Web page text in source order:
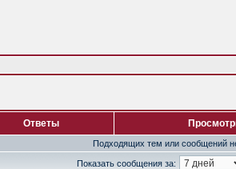
Ответы
Подходящих тем или сообщений
Показать сообщения за: